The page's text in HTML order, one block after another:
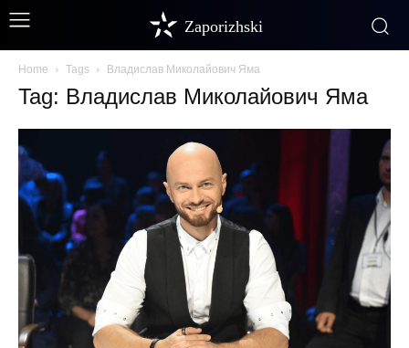
Zaporizhski
Home Tags Владислав Миколайович Яма
Tag: Владислав Миколайович Яма